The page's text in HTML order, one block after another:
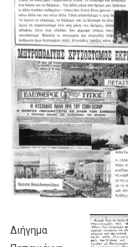
Διήγημα